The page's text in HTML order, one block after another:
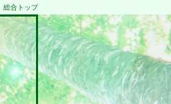
総合トップ